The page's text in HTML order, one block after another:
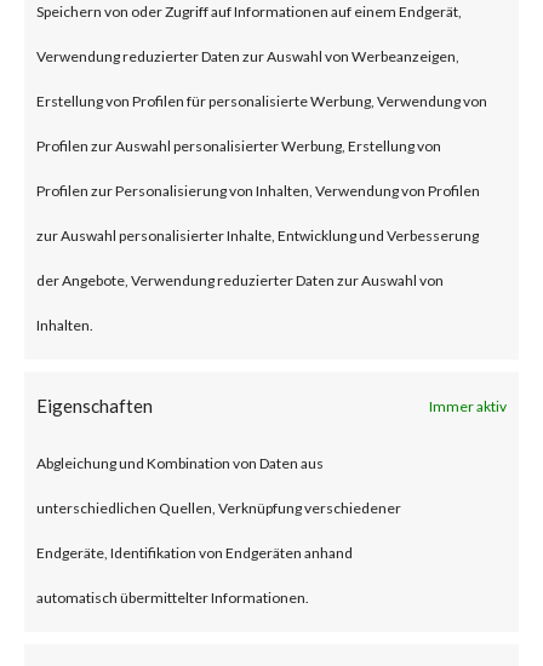
Speichern von oder Zugriff auf Informationen auf einem Endgerät,
Verwendung reduzierter Daten zur Auswahl von Werbeanzeigen,
Erstellung von Profilen für personalisierte Werbung, Verwendung von
Profilen zur Auswahl personalisierter Werbung, Erstellung von
Profilen zur Personalisierung von Inhalten, Verwendung von Profilen
zur Auswahl personalisierter Inhalte, Entwicklung und Verbesserung
der Angebote, Verwendung reduzierter Daten zur Auswahl von
Inhalten.
Eigenschaften Immer aktiv
Abgleichung und Kombination von Daten aus
unterschiedlichen Quellen, Verknüpfung verschiedener
Endgeräte, Identifikation von Endgeräten anhand
automatisch übermittelter Informationen.
and North America. An attacker
could exploit this vulnerability
by tricking a user into opening a
specially crafted Microsoft
Office document. The
vulnerability has a CVSS base
score of 8.3 and is rated
important by Microsoft.
Why is this Significant?
The CVE-2023-36884 has no
available patch and there are
reported exploitation in the